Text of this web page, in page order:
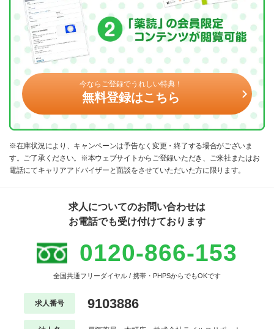
今ならご登録でうれしい特典！
無料登録はこちら
※在庫状況により、キャンペーンは予告なく変更・終了する場合がございま
す。ご了承ください。※本ウェブサイトからご登録いただき、ご来社またはお
電話にてキャリアアドバイザーと面談をさせていただいた方に限ります。
求人についてのお問い合わせは
お電話でも受け付けております
0120-866-153
全国共通フリーダイヤル / 携帯・PHPSからでもOKです
求人番号 9103886